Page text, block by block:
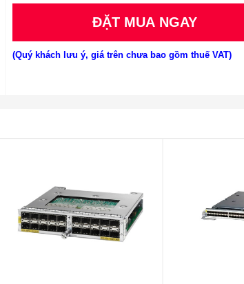
ĐẶT MUA NGAY
(Quý khách lưu ý, giá trên chưa bao gồm thuế VAT)